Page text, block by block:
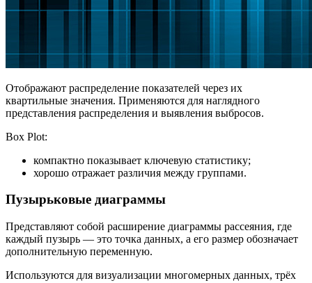
Отображают распределение показателей через их
квартильные значения. Применяются для наглядного
представления распределения и выявления выбросов.
Box Plot:
компактно показывает ключевую статистику;
хорошо отражает различия между группами.
Пузырьковые диаграммы
Представляют собой расширение диаграммы рассеяния, где
каждый пузырь — это точка данных, а его размер обозначает
дополнительную переменную.
Используются для визуализации многомерных данных, трёх